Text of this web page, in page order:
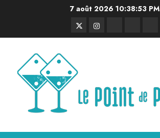
7 août 2026 10:38:54 PM
TwitterInstagram